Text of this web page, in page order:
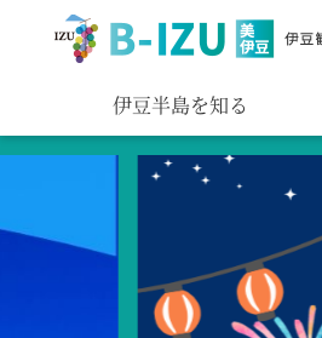
伊豆半島を知る